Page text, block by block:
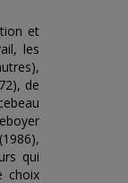
et
les
de
qui
choix